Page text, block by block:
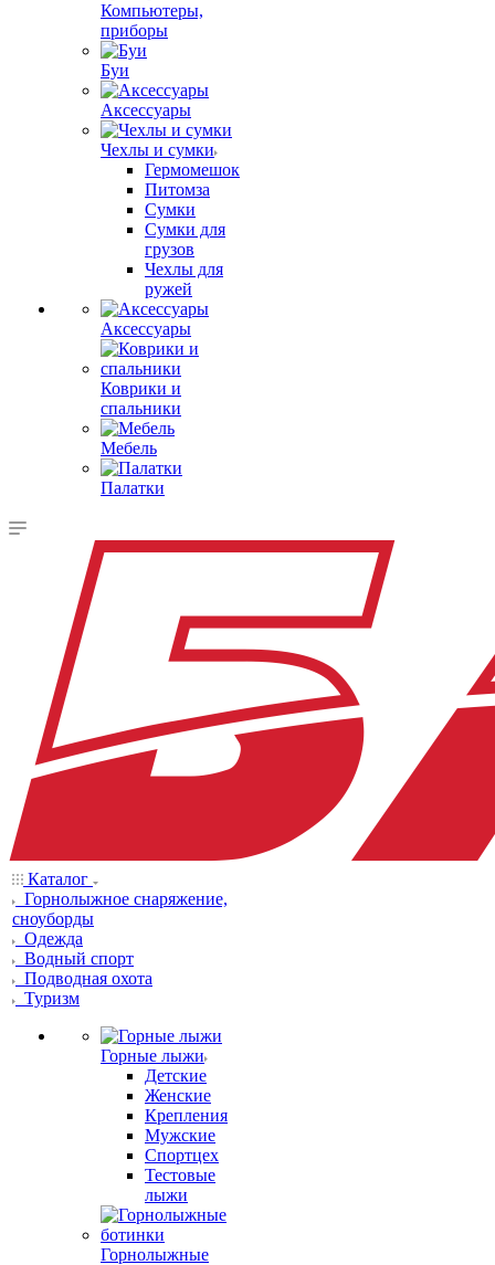
Компьютеры,
приборы
Буи
Аксессуары
Чехлы и сумки
Гермомешок
Питомза
Сумки
Сумки для
грузов
Чехлы для
ружей
Аксессуары
Коврики и
спальники
Мебель
Палатки
Каталог
Горнолыжное снаряжение,
сноуборды
Одежда
Водный спорт
Подводная охота
Туризм
Горные лыжи
Детские
Женские
Крепления
Мужские
Спортцех
Тестовые
лыжи
Горнолыжные